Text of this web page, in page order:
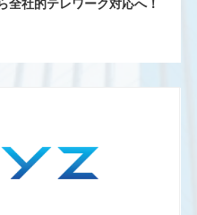
全社的テレワーク対応へ！